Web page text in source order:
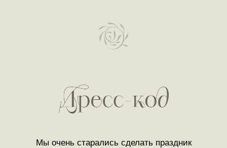
Мы очень старались сделать праздник